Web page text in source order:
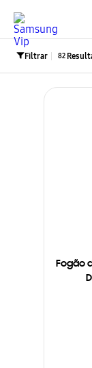
Filtrar 82
Fogão